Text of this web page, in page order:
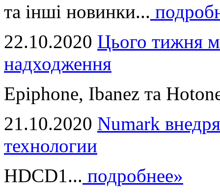
та інші новинки...
22.10.2020 Цього тижня
надходження
Epiphone, Ibanez та
21.10.2020 Numark
технологии
HDCD1... подробнее»